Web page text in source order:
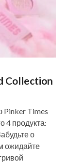
Collection
Pinker Times
4 продукта:
о
ожидайте